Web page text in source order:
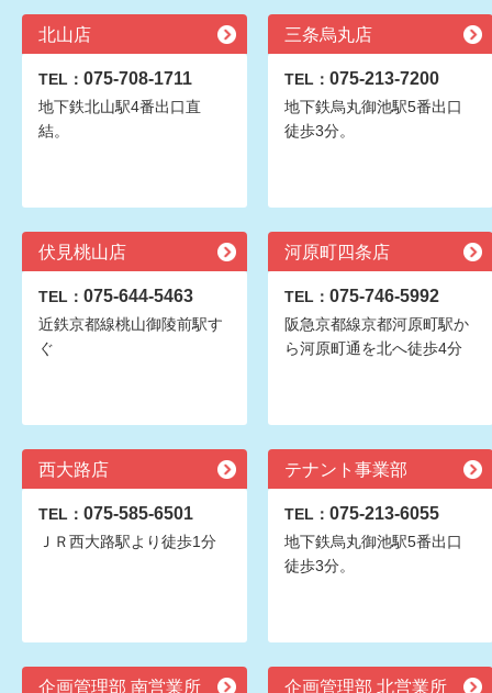
北山店
TEL： 075-708-1711
地下鉄北山駅4番出口直
結。
三条烏丸店
TEL： 075-213-7200
地下鉄烏丸御池駅5番出口
徒歩3分。
伏見桃山店
TEL： 075-644-5463
近鉄京都線桃山御陵前駅す
ぐ
河原町四条店
TEL： 075-746-5992
阪急京都線京都河原町駅か
ら河原町通を北へ徒歩4分
西大路店
TEL： 075-585-6501
ＪＲ西大路駅より徒歩1分
テナント事業部
TEL： 075-213-6055
地下鉄烏丸御池駅5番出口
徒歩3分。
企画管理部 南営業所 企画管理部 北営業所